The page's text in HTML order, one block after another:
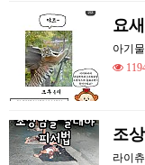
요
아기
조
라이츄